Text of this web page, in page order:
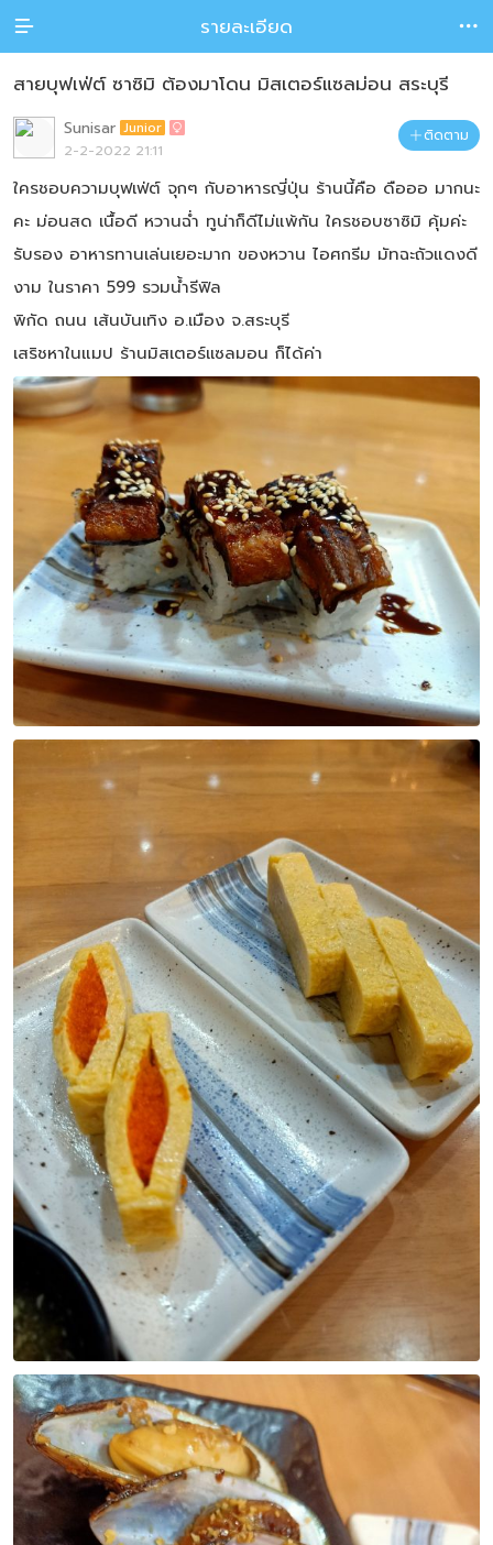
 รายละเอียด 
สายบุฟเฟ่ต์ ซาซิมิ ต้องมาโดน มิสเตอร์แซลม่อน สระบุรี
ติดตาม
Sunisar Junior 
2-2-2022 21:11
ใครชอบความบุฟเฟ่ต์ จุกๆ กับอาหารญี่ปุ่น ร้านนี้คือ ดือออ มากนะ
คะ ม่อนสด เนื้อดี หวานฉ่ำ ทูน่าก็ดีไม่แพ้กัน ใครชอบซาซิมิ คุ้มค่ะ
รับรอง อาหารทานเล่นเยอะมาก ของหวาน ไอศกรีม มัทฉะถัวแดงดี
งาม ในราคา 599 รวมน้ำรีฟิล
พิกัด ถนน เส้นบันเทิง อ.เมือง จ.สระบุรี
เสริชหาในแมป ร้านมิสเตอร์เเซลมอน ก็ได้ค่า